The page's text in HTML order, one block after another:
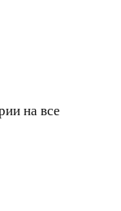
на все